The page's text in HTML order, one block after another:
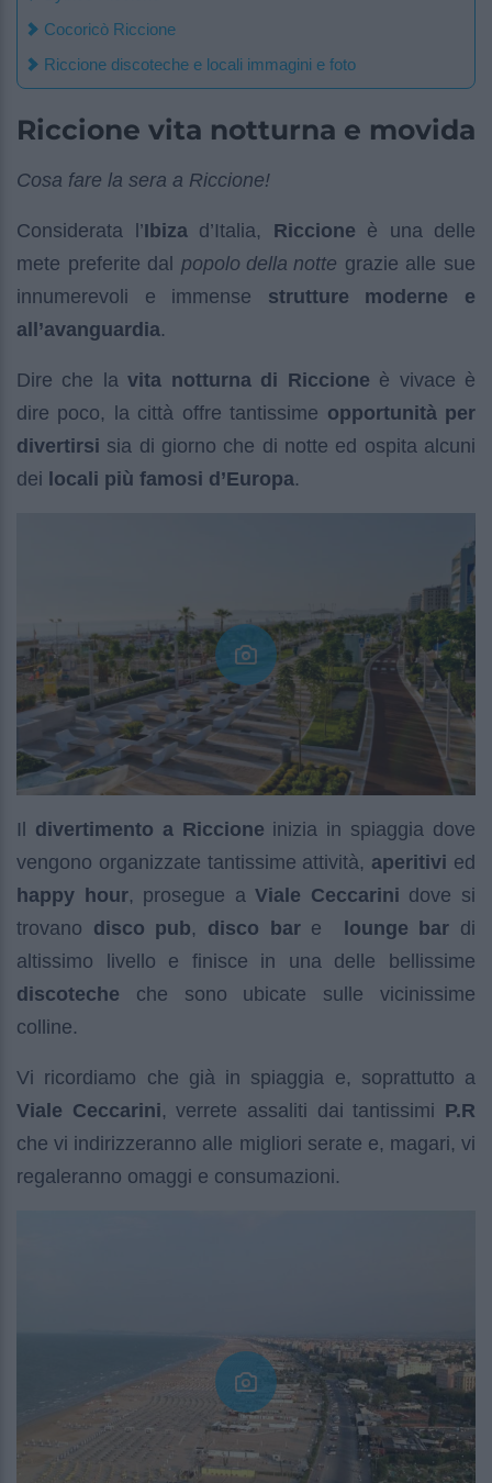
Cocoricò Riccione
Riccione discoteche e locali immagini e foto
Riccione vita notturna e movida
Cosa fare la sera a Riccione!
Considerata l’Ibizad’Italia, Riccione è una delle
mete preferite dal popolo della notte grazie alle sue
innumerevoli e immense strutture moderne e
all’avanguardia.
Dire che lavita notturna di Riccione è vivace è
dire poco, la città offre tantissime opportunità per
divertirsi sia di giorno che di notte ed ospita alcuni
dei locali più famosi d’Europa.
Il divertimento a Riccione inizia in spiaggia dove
vengono organizzate tantissime attività, aperitivi ed
happy hour, prosegue aViale Ceccarini dove si
trovano disco pub, disco bare lounge bar di
altissimo livello e finisce in una delle bellissime
discoteche che sono ubicate sulle vicinissime
colline.
Vi ricordiamo che già in spiaggia e, soprattutto a
Viale Ceccarini, verrete assaliti dai tantissimi P.R
che vi indirizzeranno alle migliori serate e, magari, vi
regaleranno omaggi e consumazioni.